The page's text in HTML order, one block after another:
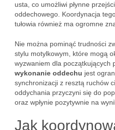
usta, co umożliwi płynne
oddechowego. Koordynacja
tułowia również ma ogromne
Nie można pominąć trudności
stylu motylkowym, które mogą
wyzwaniem dla początkujących
wykonanie oddechu jest
synchronizacji z resztą ruchów
oddychania przyczyni się do
oraz wpłynie pozytywnie na
Jak